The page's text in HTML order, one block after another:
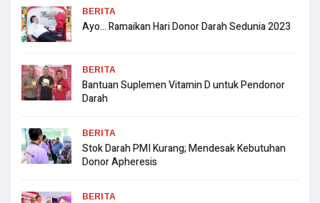
BERITA
Ayo… Ramaikan Hari Donor Darah Sedunia 2023
BERITA
Bantuan Suplemen Vitamin D untuk Pendonor
Darah
BERITA
Stok Darah PMI Kurang; Mendesak Kebutuhan
Donor Apheresis
BERITA